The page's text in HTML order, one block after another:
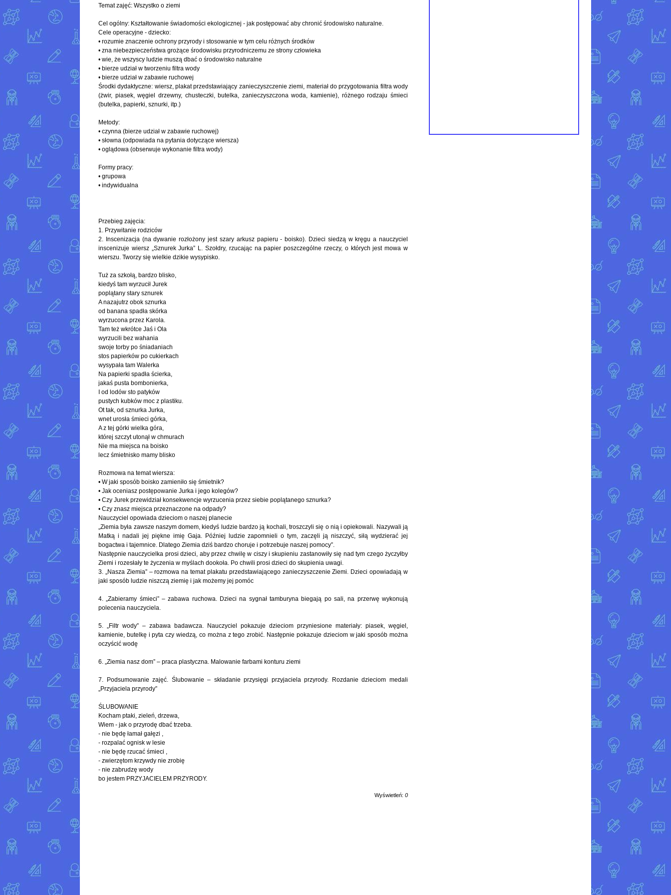
Temat zajęć: Wszystko o ziemi
Cel ogólny: Kształtowanie świadomości ekologicznej - jak postępować aby chronić środowisko naturalne.
Cele operacyjne - dziecko:
• rozumie znaczenie ochrony przyrody i stosowanie w tym celu różnych środków
• zna niebezpieczeństwa grożące środowisku przyrodniczemu ze strony człowieka
• wie, że wszyscy ludzie muszą dbać o środowisko naturalne
• bierze udział w tworzeniu filtra wody
• bierze udział w zabawie ruchowej
Środki dydaktyczne: wiersz, plakat przedstawiający zanieczyszczenie ziemi, materiał do przygotowania filtra wody
(żwir, piasek, węgiel drzewny, chusteczki, butelka, zanieczyszczona woda, kamienie), różnego rodzaju śmieci
(butelka, papierki, sznurki, itp.)
Metody:
• czynna (bierze udział w zabawie ruchowej)
• słowna (odpowiada na pytania dotyczące wiersza)
• oglądowa (obserwuje wykonanie filtra wody)
Formy pracy:
• grupowa
• indywidualna
Przebieg zajęcia:
1. Przywitanie rodziców
2. Inscenizacja (na dywanie rozłożony jest szary arkusz papieru - boisko). Dzieci siedzą w kręgu a nauczyciel
inscenizuje wiersz „Sznurek Jurka” L. Szołdry, rzucając na papier poszczególne rzeczy, o których jest mowa w
wierszu. Tworzy się wielkie dzikie wysypisko.
Tuż za szkołą, bardzo blisko,
kiedyś tam wyrzucił Jurek
poplątany stary sznurek
A nazajutrz obok sznurka
od banana spadła skórka
wyrzucona przez Karola.
Tam też wkrótce Jaś i Ola
wyrzucili bez wahania
swoje torby po śniadaniach
stos papierków po cukierkach
wysypała tam Walerka
Na papierki spadła ścierka,
jakaś pusta bombonierka,
I od lodów sto patyków
pustych kubków moc z plastiku.
Ot tak, od sznurka Jurka,
wnet urosła śmieci górka,
A z tej górki wielka góra,
której szczyt utonął w chmurach
Nie ma miejsca na boisko
lecz śmietnisko mamy blisko
Rozmowa na temat wiersza:
• W jaki sposób boisko zamieniło się śmietnik?
• Jak oceniasz postępowanie Jurka i jego kolegów?
• Czy Jurek przewidział konsekwencje wyrzucenia przez siebie poplątanego sznurka?
• Czy znasz miejsca przeznaczone na odpady?
Nauczyciel opowiada dzieciom o naszej planecie
„Ziemia była zawsze naszym domem, kiedyś ludzie bardzo ją kochali, troszczyli się o nią i opiekowali. Nazywali ją
Matką i nadali jej piękne imię Gaja. Później ludzie zapomnieli o tym, zaczęli ją niszczyć, siłą wydzierać jej
bogactwa i tajemnice. Dlatego Ziemia dziś bardzo choruje i potrzebuje naszej pomocy”.
Następnie nauczycielka prosi dzieci, aby przez chwilę w ciszy i skupieniu zastanowiły się nad tym czego życzyłby
Ziemi i rozesłały te życzenia w myślach dookoła. Po chwili prosi dzieci do skupienia uwagi.
3. „Nasza Ziemia” – rozmowa na temat plakatu przedstawiającego zanieczyszczenie Ziemi. Dzieci opowiadają w
jaki sposób ludzie niszczą ziemię i jak możemy jej pomóc
4. „Zabieramy śmieci” – zabawa ruchowa. Dzieci na sygnał tamburyna biegają po sali, na przerwę wykonują
polecenia nauczyciela.
5. „Filtr wody” – zabawa badawcza. Nauczyciel pokazuje dzieciom przyniesione materiały: piasek, węgiel,
kamienie, butelkę i pyta czy wiedzą, co można z tego zrobić. Następnie pokazuje dzieciom w jaki sposób można
oczyścić wodę
6. „Ziemia nasz dom” – praca plastyczna. Malowanie farbami konturu ziemi
7. Podsumowanie zajęć. Ślubowanie – składanie przysięgi przyjaciela przyrody. Rozdanie dzieciom medali
„Przyjaciela przyrody”
ŚLUBOWANIE
Kocham ptaki, zieleń, drzewa,
Wiem - jak o przyrodę dbać trzeba.
- nie będę łamał gałęzi ,
- rozpalać ognisk w lesie
- nie będę rzucać śmieci ,
- zwierzętom krzywdy nie zrobię
- nie zabrudzę wody
bo jestem PRZYJACIELEM PRZYRODY.
Wyświetleń: 0